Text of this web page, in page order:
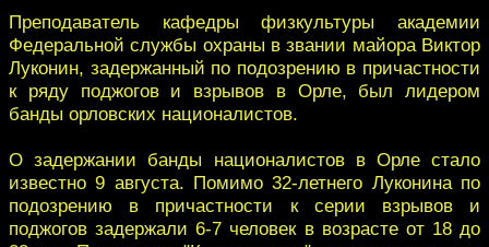
Преподаватель кафедры физкультуры академии
Федеральной службы охраны в звании майора Виктор
Луконин, задержанный по подозрению в причастности
к ряду поджогов и взрывов в Орле, был лидером
банды орловских националистов.
О задержании банды националистов в Орле стало
известно 9 августа. Помимо 32-летнего Луконина по
подозрению в причастности к серии взрывов и
поджогов задержали 6-7 человек в возрасте от 18 до